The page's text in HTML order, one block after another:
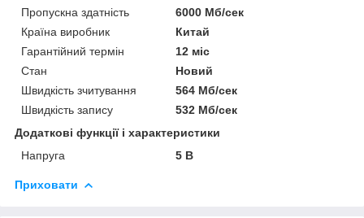
Пропускна здатність
6000 Мб/сек
Країна виробник
Китай
Гарантійний термін
12 міс
Стан
Новий
Швидкість зчитування
564 Мб/сек
Швидкість запису
532 Мб/сек
Додаткові функції і характеристики
Напруга
5 В
Приховати